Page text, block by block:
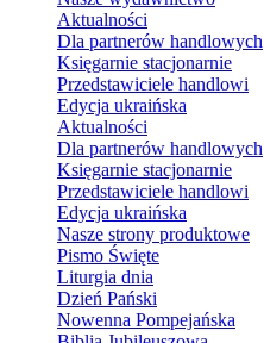
Aktualności
Dla partnerów handlowych
Księgarnie stacjonarnie
Przedstawiciele handlowi
Edycja ukraińska
Aktualności
Dla partnerów handlowych
Księgarnie stacjonarnie
Przedstawiciele handlowi
Edycja ukraińska
Nasze strony produktowe
Pismo Święte
Liturgia dnia
Dzień Pański
Nowenna Pompejańska